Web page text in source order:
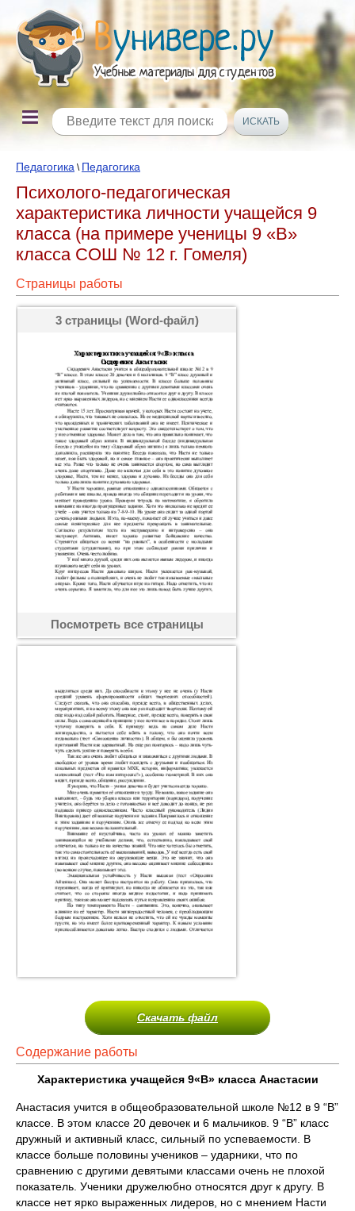
Педагогика \ Педагогика
Психолого-педагогическая
характеристика личности учащейся 9
класса (на примере ученицы 9 «В»
класса СОШ № 12 г. Гомеля)
Страницы работы
3 страницы (Word-файл)
Посмотреть все страницы
Скачать файл
Содержание работы
Характеристика учащейся 9«В» класса Анастасии
Анастасия учится в общеобразовательной школе №12 в 9 “В”
классе. В этом классе 20 девочек и 6 мальчиков. 9 “В” класс
дружный и активный класс, сильный по успеваемости. В
классе больше половины учеников – ударники, что по
сравнению с другими девятыми классами очень не плохой
показатель. Ученики дружелюбно относятся друг к другу. В
классе нет ярко выраженных лидеров, но с мнением Насти